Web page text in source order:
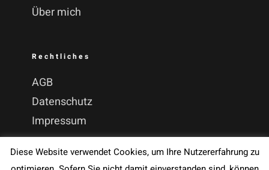
Über mich
Rechtliches
AGB
Datenschutz
Impressum
Diese Website verwendet Cookies, um Ihre Nutzererfahrung zu